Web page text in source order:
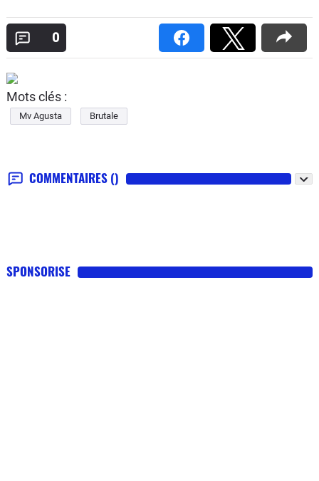
0
Mots clés :
Mv Agusta Brutale
COMMENTAIRES ()
SPONSORISE